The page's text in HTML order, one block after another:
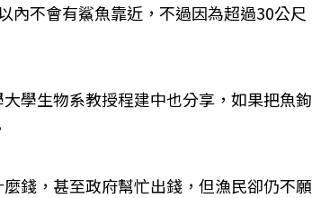
內不會有鯊魚靠近，不過因為超過30公尺
學生物系教授程建中也分享，如果把魚鉤
錢，甚至政府幫忙出錢，但漁民卻仍不願